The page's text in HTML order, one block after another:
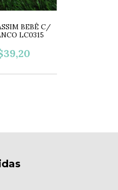
BEBÊ C/
LC0315